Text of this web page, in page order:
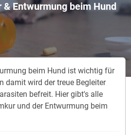
& Entwurmung beim Hund
beim Hund ist wichtig für
damit wird der treue Begleiter
befreit. Hier gibt's alle
und der Entwurmung beim